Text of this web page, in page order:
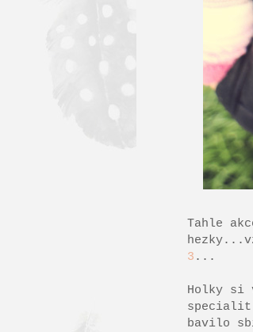
Tahle
3 ...
Holky si
specialit
bavilo